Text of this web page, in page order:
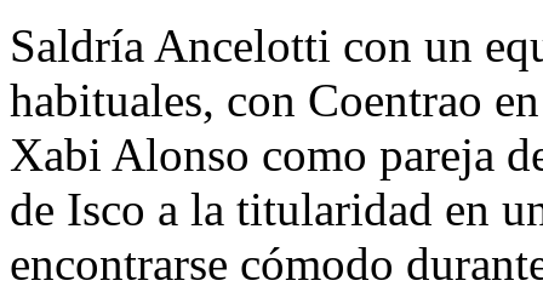
Saldría Ancelotti con un
habituales, con Coentrao
Xabi Alonso como pareja
de Isco a la titularidad en
encontrarse cómodo